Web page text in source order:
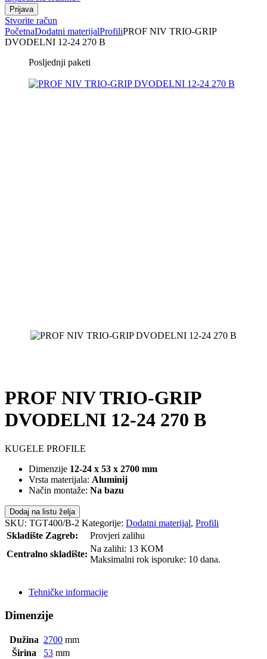
Stvorite račun
PočetnaDodatni materijalProfiliPROF NIV TRIO-GRIP
DVODELNI 12-24 270 B
Posljednji paketi
PROF NIV TRIO-GRIP
DVODELNI 12-24 270 B
KUGELE PROFILE
Dimenzije 12-24 x 53 x 2700 mm
Vrsta materijala: Aluminij
Način montaže: Na bazu
Dodaj na listu želja
SKU: TGT400/B-2 Kategorije: Dodatni materijal, Profili
Skladište Zagreb:
Provjeri zalihu
Centralno skladište:
Na zalihi: 13 KOM
Maksimalni rok isporuke: 10 dana.
Tehničke informacije
Dimenzije
Dužina 2700 mm
Širina
53 mm